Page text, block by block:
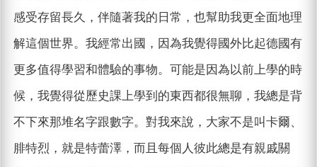
感受存留長久，伴隨著我的日常，也幫助我更全面地理
解這個世界。我經常出國，因為我覺得國外比起德國有
更多值得學習和體驗的事物。可能是因為以前上學的時
候，我覺得從歷史課上學到的東西都很無聊，我總是背
不下來那堆名字跟數字。對我來說，大家不是叫卡爾、
腓特烈，就是特蕾澤，而且每個人彼此總是有親戚關